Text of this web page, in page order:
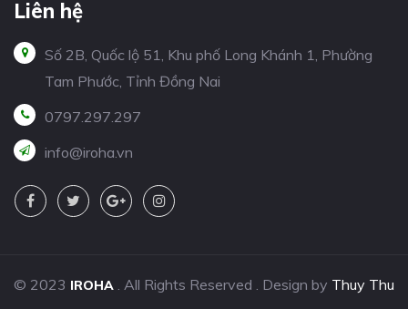
Liên hệ
Số 2B, Quốc lộ 51, Khu phố Long Khánh 1, Phường
Tam Phước, Tỉnh Đồng Nai
0797.297.297
info@iroha.vn
© 2023 IROHA . All Rights Reserved . Design by Thuy Thu